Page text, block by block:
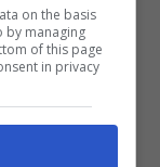
una donna
nudo,
mentre
on the basis
by managing
of this page
in privacy